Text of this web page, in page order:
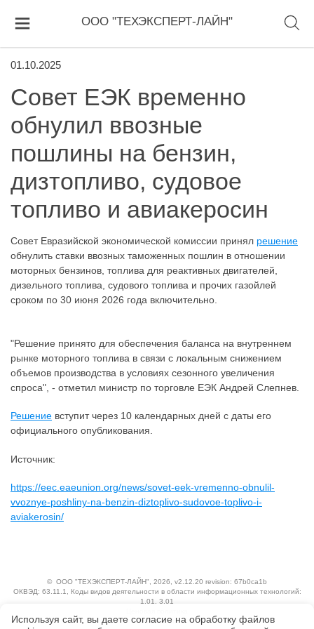
ООО "ТЕХЭКСПЕРТ-ЛАЙН"
01.10.2025
Совет ЕЭК временно
обнулил ввозные
пошлины на бензин,
дизтопливо, судовое
топливо и авиакеросин
Совет Евразийской экономической комиссии принял решение
обнулить ставки ввозных таможенных пошлин в отношении
моторных бензинов, топлива для реактивных двигателей,
дизельного топлива, судового топлива и прочих газойлей
сроком по 30 июня 2026 года включительно.
"Решение принято для обеспечения баланса на внутреннем
рынке моторного топлива в связи с локальным снижением
объемов производства в условиях сезонного увеличения
спроса", - отметил министр по торговле ЕЭК Андрей Слепнев.
Решение вступит через 10 календарных дней с даты его
официального опубликования.
Источник:
https://eec.eaeunion.org/news/sovet-eek-vremenno-obnulil-
vvoznye-poshliny-na-benzin-diztoplivo-sudovoe-toplivo-i-
aviakerosin/
© ООО "ТЕХЭКСПЕРТ-ЛАЙН", 2026, v2.12.20 revision: 67b0ca1b
ОКВЭД: 63.11.1, Коды видов деятельности в области информационных технологий:
1.01, 3.01
Технологии
Используя сайт, вы даете согласие на обработку файлов